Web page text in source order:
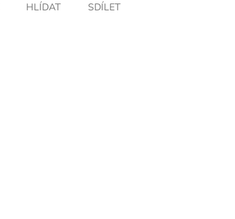
HLÍDAT SDÍLET